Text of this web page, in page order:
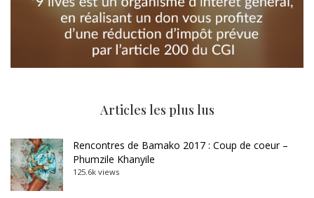
Articles les plus lus
Rencontres de Bamako 2017 : Coup de coeur –
Phumzile Khanyile
125.6k views